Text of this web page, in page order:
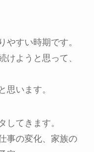
やすい時期です。
けようと思って、
思います。
してきます。
事の変化、家族の